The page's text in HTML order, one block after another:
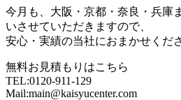
今月も、大阪・京都・奈良・兵庫
いさせていただきますので、
安心・実績の当社におまかせくだ
無料お見積もりはこちら
TEL:0120-911-129
Mail:main@kaisyucenter.com